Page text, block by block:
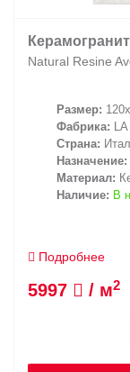
Natural Resine
Размер:
Фабрика:
Страна:
Назначение:
Материал:
Наличие: В
Подробнее
5997 / м2